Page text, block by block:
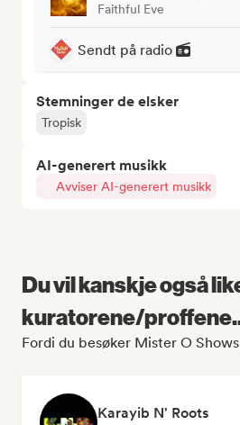
Faithful Eve
Sendt på radio
Stemninger de elsker
Tropisk
AI-generert musikk
Avviser AI-generert musikk
Du vil kanskje også
kuratorene/
Fordi du besøker Mister O
Karayib N' Roots